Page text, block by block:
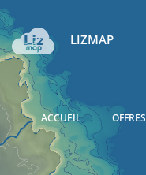
LIZMAP
ACCUEIL OFFRES